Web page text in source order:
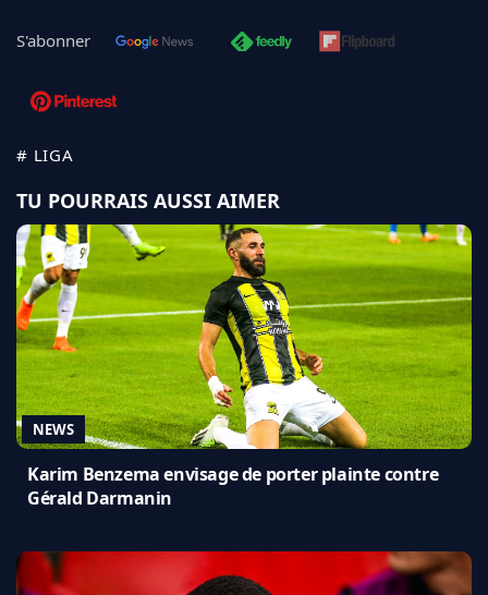
S'abonner
# LIGA
TU POURRAIS AUSSI AIMER
NEWS
Karim Benzema envisage de porter plainte contre
Gérald Darmanin